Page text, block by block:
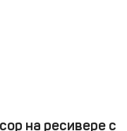
на ресивере с